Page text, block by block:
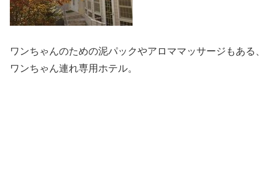
ワンちゃんのための泥パックやアロママッサージもある、
ワンちゃん連れ専用ホテル。